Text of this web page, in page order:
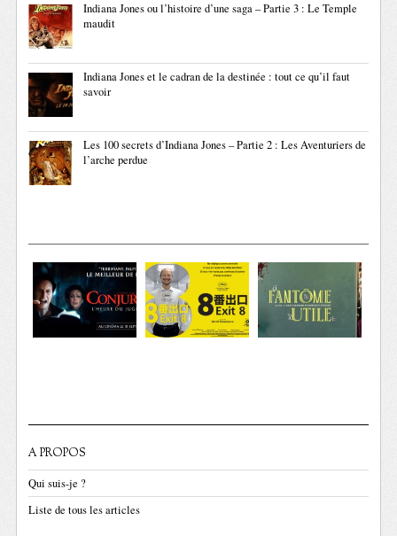
Indiana Jones ou l’histoire d’une saga – Partie 3 : Le Temple
maudit
Indiana Jones et le cadran de la destinée : tout ce qu’il faut
savoir
Les 100 secrets d’Indiana Jones – Partie 2 : Les Aventuriers de
l’arche perdue
A PROPOS
Qui suis-je ?
Liste de tous les articles